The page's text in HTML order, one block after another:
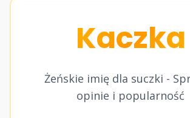
Kaczka
Żeńskie imię dla suczki -
opinie i popularność